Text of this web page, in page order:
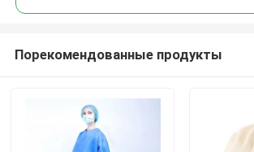
Порекомендованные продукты